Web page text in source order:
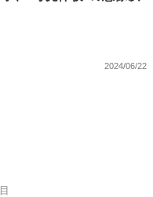
2024/06/22